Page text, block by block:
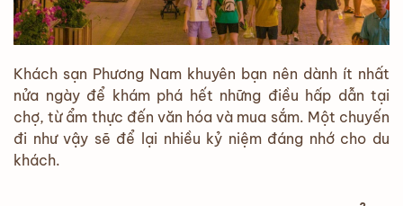
Khách sạn Phương Nam khuyên bạn nên dành ít nhất
nửa ngày để khám phá hết những điều hấp dẫn tại
chợ, từ ẩm thực đến văn hóa và mua sắm. Một chuyến
đi như vậy sẽ để lại nhiều kỷ niệm đáng nhớ cho du
khách.